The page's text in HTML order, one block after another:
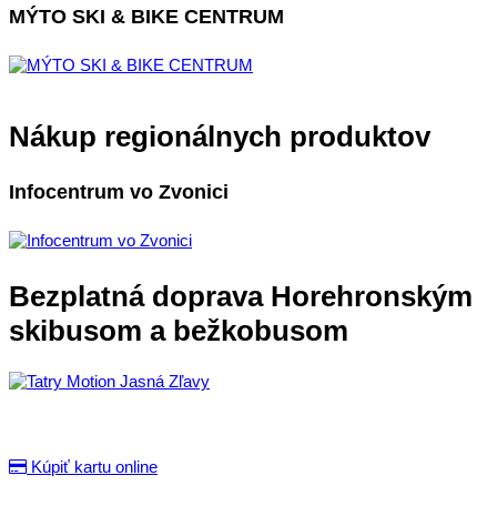
MÝTO SKI & BIKE CENTRUM
Nákup regionálnych produktov
Infocentrum vo Zvonici
Bezplatná doprava Horehronským
skibusom a bežkobusom
Kúpiť kartu online